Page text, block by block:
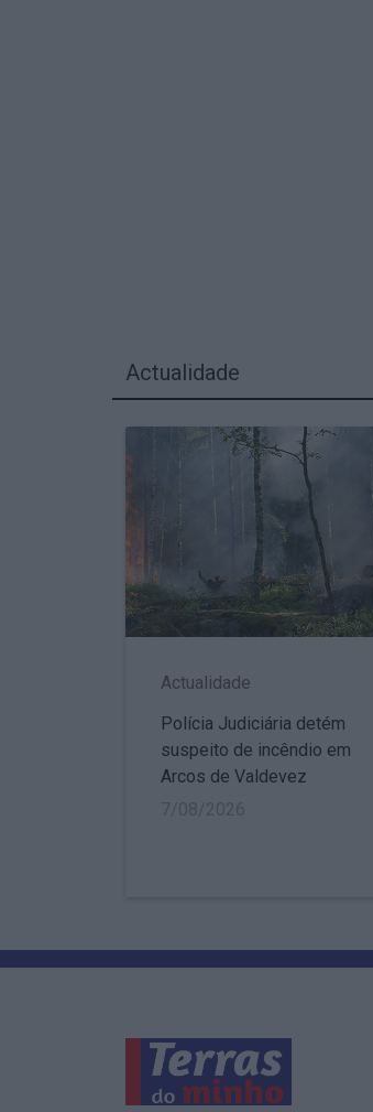
Actualidade
Actualidade
Polícia Judiciária detém
suspeito de incêndio em
Arcos de Valdevez